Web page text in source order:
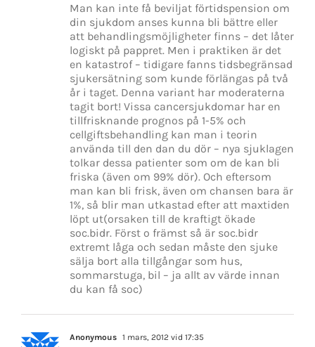
Man kan inte få beviljat förtidspension om
din sjukdom anses kunna bli bättre eller
att behandlingsmöjligheter finns – det låter
logiskt på pappret. Men i praktiken är det
en katastrof – tidigare fanns tidsbegränsad
sjukersätning som kunde förlängas på två
år i taget. Denna variant har moderaterna
tagit bort! Vissa cancersjukdomar har en
tillfrisknande prognos på 1-5% och
cellgiftsbehandling kan man i teorin
använda till den dan du dör – nya sjuklagen
tolkar dessa patienter som om de kan bli
friska (även om 99% dör). Och eftersom
man kan bli frisk, även om chansen bara är
1%, så blir man utkastad efter att maxtiden
löpt ut(orsaken till de kraftigt ökade
soc.bidr. Först o främst så är soc.bidr
extremt låga och sedan måste den sjuke
sälja bort alla tillgångar som hus,
sommarstuga, bil – ja allt av värde innan
du kan få soc)
Anonymous 1 mars, 2012 vid 17:35